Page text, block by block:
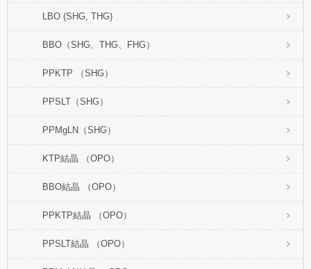
LBO (SHG, THG)
BBO（SHG、THG、FHG）
PPKTP （SHG）
PPSLT（SHG）
PPMgLN（SHG）
KTP結晶 （OPO）
BBO結晶 （OPO）
PPKTP結晶 （OPO）
PPSLT結晶 （OPO）